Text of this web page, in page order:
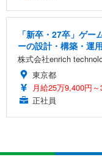
「新卒・27卒」ゲ
ーの設計・構築・運
株式会社enrich
東京都
月給25万9,400円
正社員